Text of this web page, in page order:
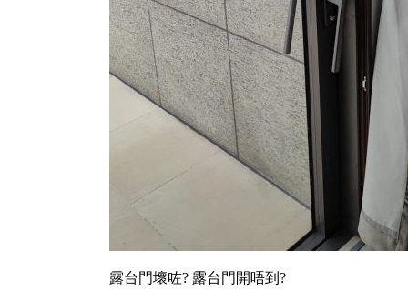
露台門壞咗? 露台門開唔到?